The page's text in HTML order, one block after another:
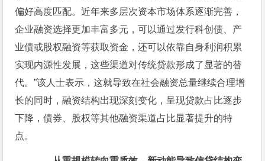
偏好高度匹配。近年来多层次资本市场体系逐渐完善，
企业融资选择更加丰富多元，可以通过发行科创债、产
业债或股权融资等获取资金，还可以依靠自身利润积累
实现内源性发展，这些渠道对传统贷款形成了显著的替
代。”该人士表示，这就导致在社会融资总量继续合理增
长的同时，融资结构出现深刻变化，呈现贷款占比逐步
下降，债券、股权等其他融资渠道占比显著提升的特
点。